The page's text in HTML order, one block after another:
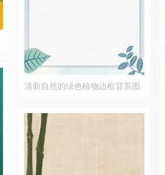
清新自然的绿色植物边框背景图